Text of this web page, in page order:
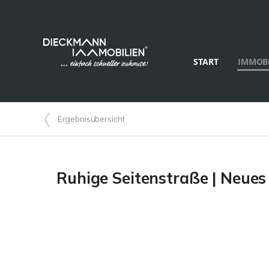
START
Ergebnisübersicht
Ruhige Seitenstraße |